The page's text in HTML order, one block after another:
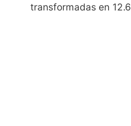
transformadas en